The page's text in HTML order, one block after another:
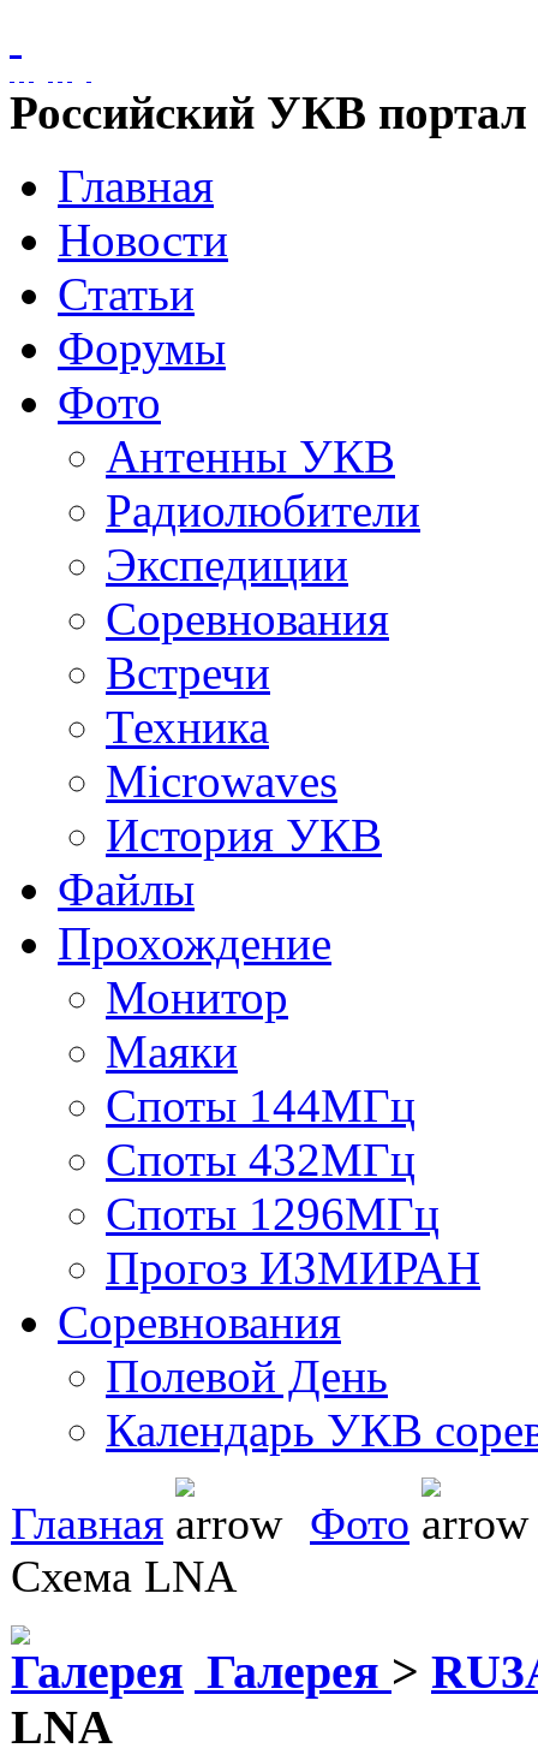
Российский УКВ портал
Главная
Новости
Статьи
Форумы
Фото
Антенны УКВ
Радиолюбители
Экспедиции
Соревнования
Встречи
Техника
Microwaves
История УКВ
Файлы
Прохождение
Монитор
Маяки
Споты 144МГц
Споты 432МГц
Споты 1296МГц
Прогоз ИЗМИРАН
Соревнования
Полевой День
Календарь УКВ
Главная
Фото
Схема LNA
Галерея >
LNA